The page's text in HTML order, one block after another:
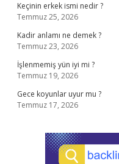
Keçinin erkek ismi nedir ?
Temmuz 25, 2026
Kadir anlamı ne demek ?
Temmuz 23, 2026
İşlenmemiş yün iyi mi ?
Temmuz 19, 2026
Gece koyunlar uyur mu ?
Temmuz 17, 2026